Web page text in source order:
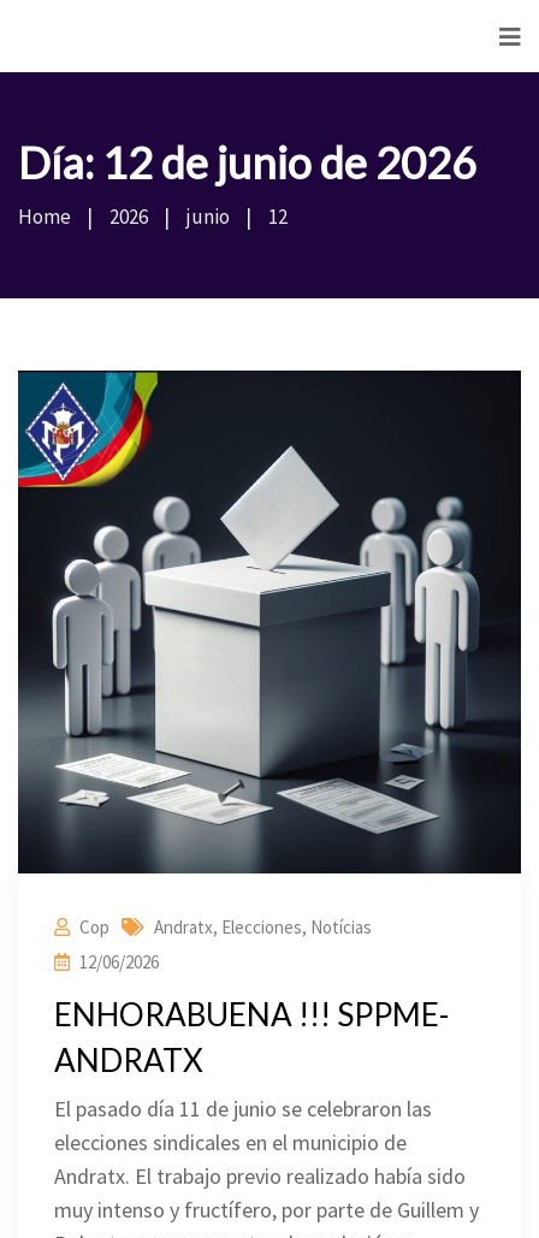
Día: 12 de junio de 2026
Home 2026 junio 12
Cop Andratx, Elecciones, Notícias
12/06/2026
ENHORABUENA !!! SPPME-
ANDRATX
El pasado día 11 de junio se celebraron las
elecciones sindicales en el municipio de
Andratx. El trabajo previo realizado había sido
muy intenso y fructífero, por parte de Guillem y